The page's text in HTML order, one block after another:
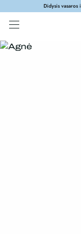
Didysis vasaros